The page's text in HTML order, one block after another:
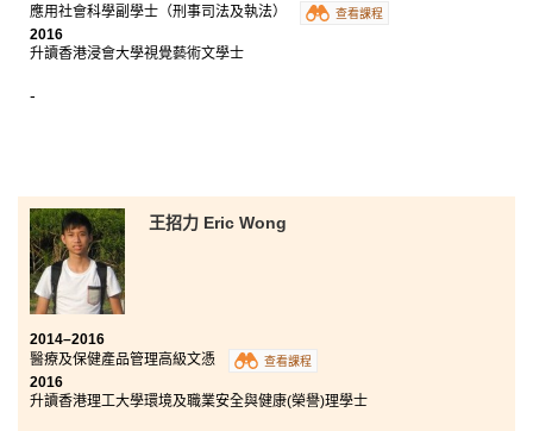
應用社會科學副學士（刑事司法及執法）
查看課程
2016
升讀香港浸會大學視覺藝術文學士
-
王招力 Eric Wong
2014–2016
醫療及保健產品管理高級文憑
查看課程
2016
升讀香港理工大學環境及職業安全與健康(榮譽)理學士